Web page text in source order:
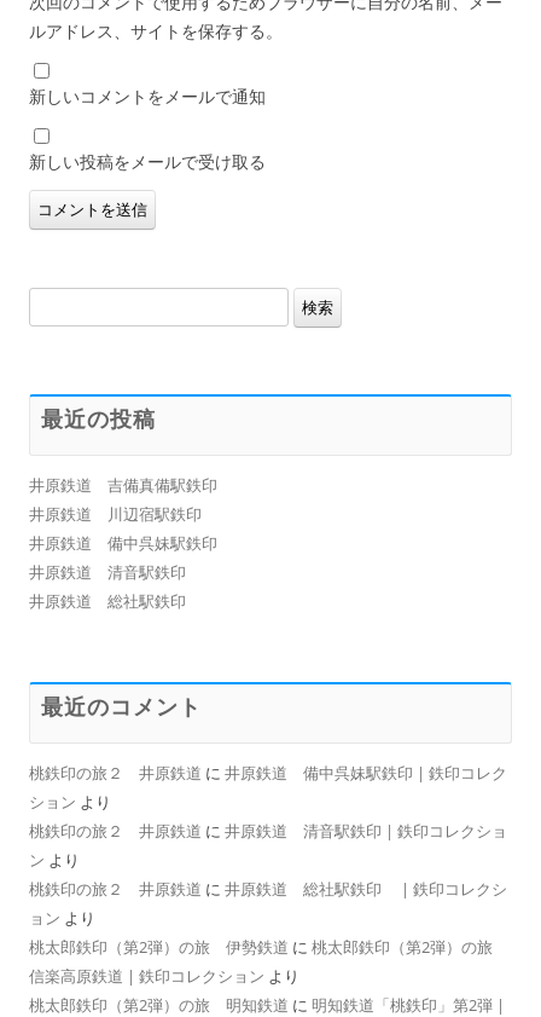
ルアドレス、サイトを保存する。
新しいコメントをメールで通知
新しい投稿をメールで受け取る
索:
最近の投稿
井原鉄道 吉備真備駅鉄印
井原鉄道 川辺宿駅鉄印
井原鉄道 備中呉妹駅鉄印
井原鉄道 清音駅鉄印
井原鉄道 総社駅鉄印
最近のコメント
桃鉄印の旅２ 井原鉄道 に 井原鉄道 備中呉妹駅鉄印 | 鉄印コレク
ション より
桃鉄印の旅２ 井原鉄道 に 井原鉄道 清音駅鉄印 | 鉄印コレクショ
ン より
桃鉄印の旅２ 井原鉄道 に 井原鉄道 総社駅鉄印 | 鉄印コレクシ
ョン より
桃太郎鉄印（第2弾）の旅 伊勢鉄道 に 桃太郎鉄印（第2弾）の旅
信楽高原鉄道 | 鉄印コレクション より
桃太郎鉄印（第2弾）の旅 明知鉄道 に 明知鉄道「桃鉄印」第2弾 |